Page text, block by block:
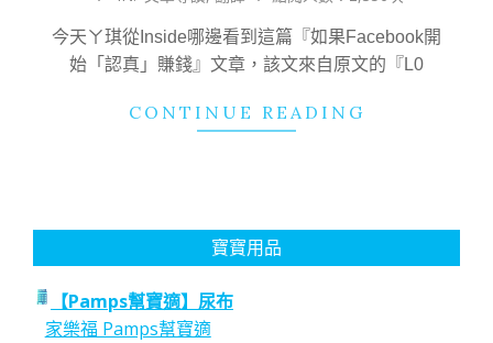
09
今天ㄚ琪從Inside哪邊看到這篇『如果Facebook開
始「認真」賺錢』文章，該文來自原文的『L0
CONTINUE READING
寶寶用品
【Pamps幫寶適】尿布
家樂福 Pamps幫寶適